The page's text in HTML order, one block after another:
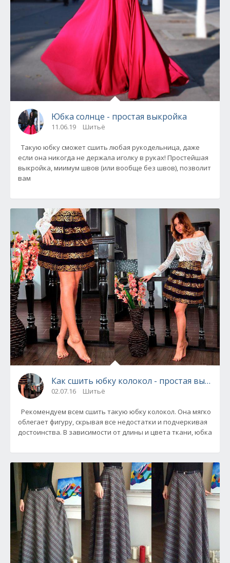
Юбка солнце - простая выкройка
11.06.19 Шитьё
Такую юбку сможет сшить любая рукодельница, даже
если она никогда не держала иголку в руках! Простейшая
выкройка, миимум швов (или вообще без швов), позволит
вам
Как сшить юбку колокол - простая
02.07.16 Шитьё
Рекомендуем всем сшить такую юбку колокол. Она мягко
облегает фигуру, скрывая все недостатки и подчеркивая
достоинства. В зависимости от длины и цвета ткани, юбка